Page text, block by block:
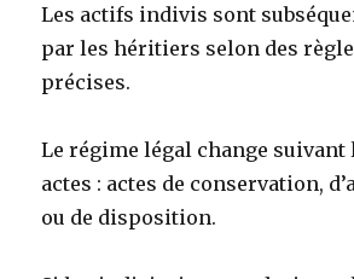
Les actifs indivis sont
par les héritiers selon des
précises.
Le régime légal change suivant
actes : actes de conservation,
ou de disposition.